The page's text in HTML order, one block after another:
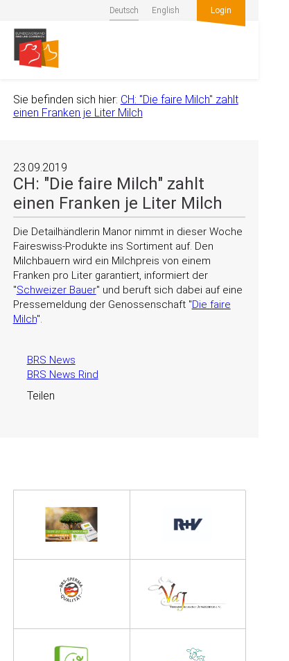
Deutsch English Login
Sie befinden sich hier: CH: "Die faire Milch" zahlt
einen Franken je Liter Milch
23.09.2019
CH: "Die faire Milch" zahlt
einen Franken je Liter Milch
Die Detailhändlerin Manor nimmt in dieser Woche
Faireswiss-Produkte ins Sortiment auf. Den
Milchbauern wird ein Milchpreis von einem
Franken pro Liter garantiert, informiert der
Schweizer Bauer und beruft sich dabei auf eine
Pressemeldung der Genossenschaft Die faire
Milch .
BRS News
BRS News Rind
Teilen